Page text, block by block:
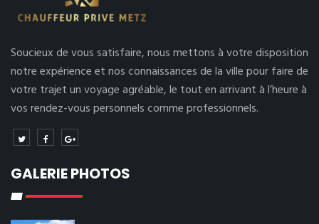
Soucieux de vous satisfaire, nous mettons à votre disposition
notre expérience et nos connaissances de la ville pour faire de
votre trajet un voyage agréable, le tout en arrivant à l’heure à
vos rendez-vous personnels comme professionnels.
GALERIE PHOTOS